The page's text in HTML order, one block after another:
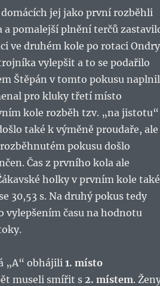
jej jako první rozběhli
a pomalejší plnění terčů
ve druhém kole po rotaci Ondry
vylepšit a to se podařilo
Štěpán v tomto pokusu naplnil
pro kluky třetí místo
kole rozběh tzv. „na jistotu“
také k výměně proudaře, ale
pokusu došlo
Čas z prvního kola ale
holky v prvním kole také
30,53 s. Na druhý pokus tedy
vylepšením času na hodnotu
„A“ obhájili1. místo
museli smířit s 2. místem.